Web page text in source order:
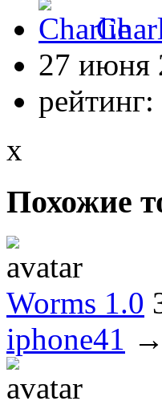
27 июня
рейтинг:
x
Похожие
Worms 1.0
iphone41 →